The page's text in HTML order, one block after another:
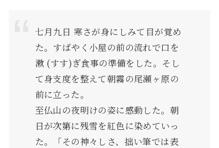
七月九日 寒さが身にしみて目が覚め
た。すばやく小屋の前の流れで口を
漱 (すす)ぎ食事の準備をした。そし
て身支度を整えて朝霧の尾瀬ヶ原の
前に立った。
至仏山の夜明けの姿に感動した。朝
日が次第に残雪を紅色に染めていっ
た。「その神々しさ、拙い筆では表